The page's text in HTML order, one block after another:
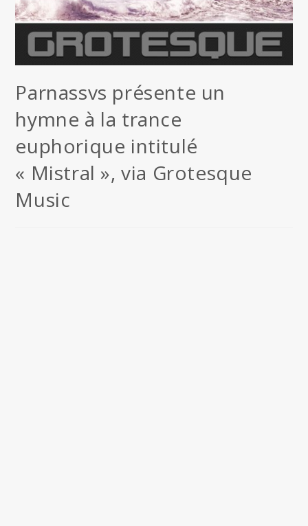
Parnassvs présente un
hymne à la trance
euphorique intitulé
« Mistral », via Grotesque
Music